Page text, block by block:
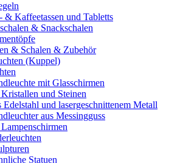
& Kaffeetassen und Tabletts
& Snackschalen
& Schalen & Zubehör
(Kuppel)
mit Glasschirmen
und Steinen
Edelstahl und lasergeschnittenem Metall
aus Messingguss
Statuen